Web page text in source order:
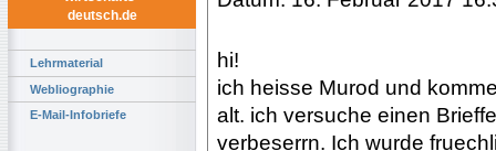
deutsch.de
Lehrmaterial
Webliographie
E-Mail-Infobriefe
hi!
ich heisse Murod und
alt. ich versuche einen
verbeserrn. Ich wurde